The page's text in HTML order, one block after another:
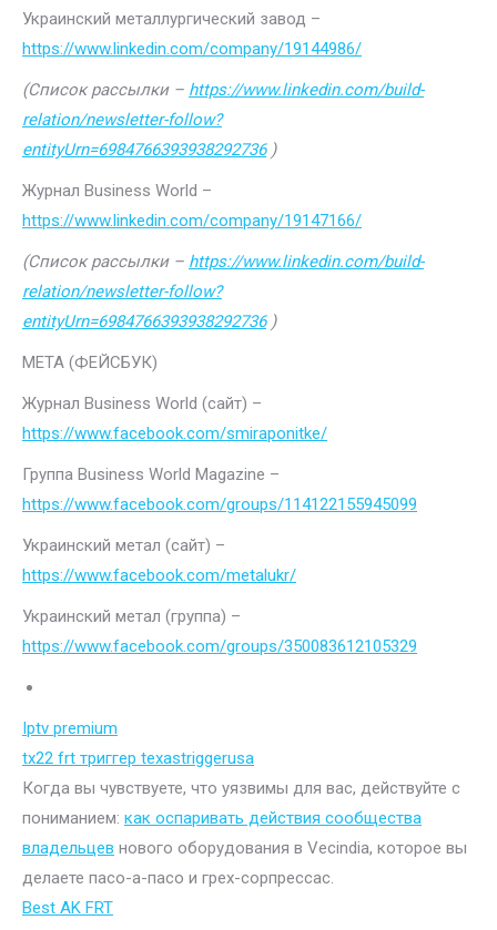
Украинский металлургический завод –
https://www.linkedin.com/company/19144986/
(Список рассылки – https://www.linkedin.com/build-
relation/newsletter-follow?
entityUrn=6984766393938292736)
Журнал Business World –
https://www.linkedin.com/company/19147166/
(Список рассылки – https://www.linkedin.com/build-
relation/newsletter-follow?
entityUrn=6984766393938292736)
МЕТА (ФЕЙСБУК)
Журнал Business World (сайт) –
https://www.facebook.com/smiraponitke/
Группа Business World Magazine –
https://www.facebook.com/groups/114122155945099
Украинский метал (сайт) –
https://www.facebook.com/metalukr/
Украинский метал (группа) –
https://www.facebook.com/groups/350083612105329
Iptv premium
tx22 frt триггер texastriggerusa
Когда вы чувствуете, что уязвимы для вас, действуйте с
пониманием: как оспаривать действия сообщества
владельцев нового оборудования в Vecindia, которое вы
делаете пасо-а-пасо и грех-сорпрессас.
Best AK FRT